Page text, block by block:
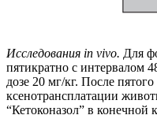
Исследования in vivo. Для
пятикратно с интервалом
дозе 20 мг/кг. После
ксенотрансплатации
“Кетоконазол” в конечной